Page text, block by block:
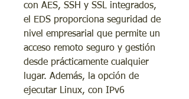
con AES, SSH y SSL integrados,
el EDS proporciona seguridad de
nivel empresarial que permite un
acceso remoto seguro y gestión
desde prácticamente cualquier
lugar. Además, la opción de
ejecutar Linux, con IPv6